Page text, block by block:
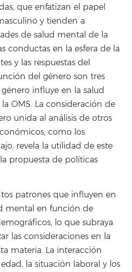
que enfatizan el papel
y tienden a
de salud mental de la
conductas en la esfera de la
y las respuestas del
del género son tres
influye en la salud
OMS. La consideración de
unida al análisis de otros
como los
revela la utilidad de este
propuesta de políticas
patrones que influyen en
mental en función de
lo que subraya
las consideraciones en la
materia. La interacción
la situación laboral y los